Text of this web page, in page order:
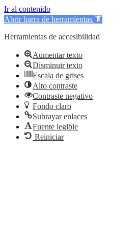
Ir al contenido
Abrir barra de herramientas
Herramientas de accesibilidad
Aumentar texto
Disminuir texto
Escala de grises
Alto contraste
Contraste negativo
Fondo claro
Subrayar enlaces
Fuente legible
Reiniciar